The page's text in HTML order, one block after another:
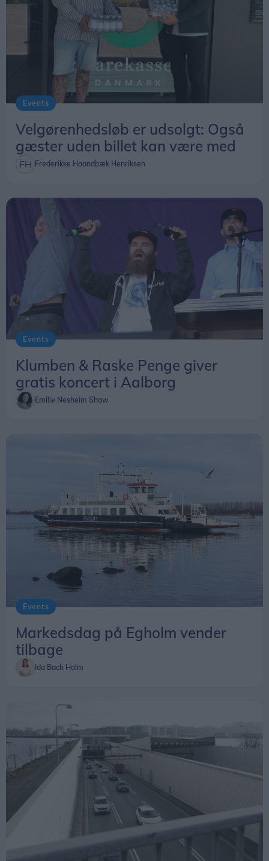
Der står også, at al færdsel i området sker på eget
ansvar.
Events
Velgørenhedsløb er udsolgt: Også
gæster uden billet kan være med
Frederikke Haandbæk Henriksen
Events
Klumben & Raske Penge giver
gratis koncert i Aalborg
Emilie Nesheim Shaw
Events
Markedsdag på Egholm vender
tilbage
Ida Bach Holm